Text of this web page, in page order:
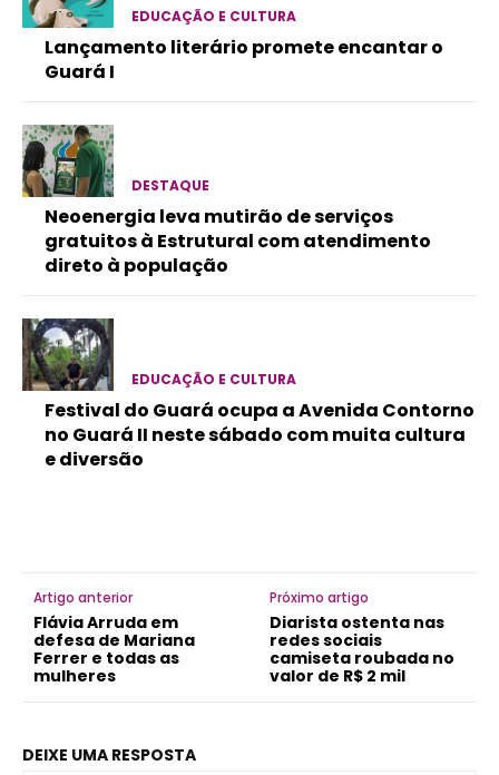
EDUCAÇÃO E CULTURA
Lançamento literário promete encantar o
Guará I
DESTAQUE
Neoenergia leva mutirão de serviços
gratuitos à Estrutural com atendimento
direto à população
EDUCAÇÃO E CULTURA
Festival do Guará ocupa a Avenida Contorno
no Guará II neste sábado com muita cultura
e diversão
Artigo anterior
Flávia Arruda em
defesa de Mariana
Ferrer e todas as
mulheres
Próximo artigo
Diarista ostenta nas
redes sociais
camiseta roubada no
valor de R$ 2 mil
DEIXE UMA RESPOSTA